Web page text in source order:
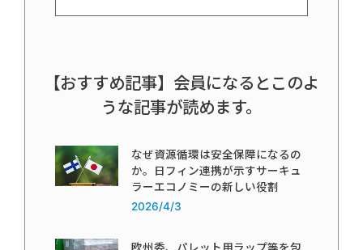
【おすすめ記事】会員になるとこのよ
うな記事が読めます。
なぜ資源循環は安全保障になるの
か。日フィン連携が示すサーキュ
ラーエコノミーの新しい役割
2026/4/3